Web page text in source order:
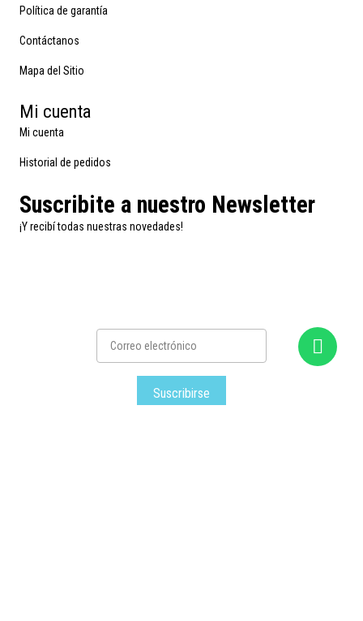
Política de garantía
Contáctanos
Mapa del Sitio
Mi cuenta
Mi cuenta
Historial de pedidos
Suscribite a nuestro Newsletter
¡Y recibí todas nuestras novedades!
Suscribirse